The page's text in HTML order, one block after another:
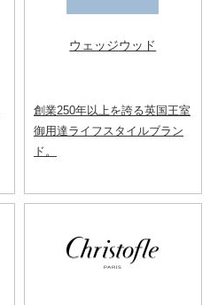
ウェッジウッド
創業250年以上を誇る英国王室
御用達ライフスタイルブラン
ド。